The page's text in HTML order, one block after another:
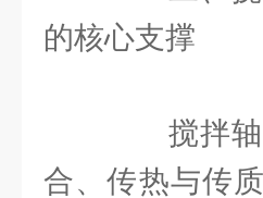
的核心支撑
搅拌轴
合、传热与传